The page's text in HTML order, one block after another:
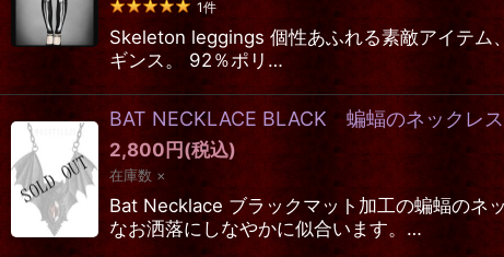
1件
Skeleton leggings 個性あふれる素敵アイテム
ギンス。 92％ポリ…
BAT NECKLACE BLACK 蝙蝠のネックレス
2,800 円 (税込)
在庫数 ×
Bat Necklace ブラックマット加工の蝙蝠のネ
なお洒落にしなやかに似合います。…